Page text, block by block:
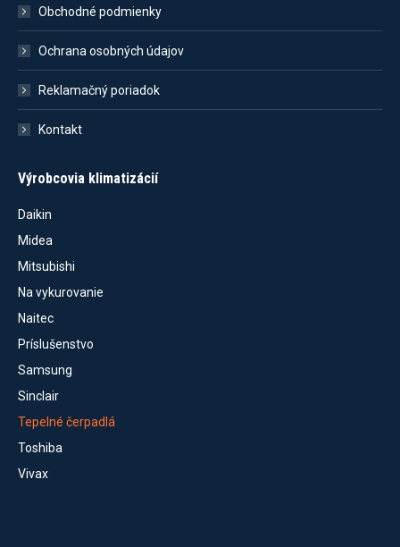
Obchodné podmienky
Ochrana osobných údajov
Reklamačný poriadok
Kontakt
Výrobcovia klimatizácií
Daikin
Midea
Mitsubishi
Na vykurovanie
Naitec
Príslušenstvo
Samsung
Sinclair
Tepelné čerpadlá
Toshiba
Vivax